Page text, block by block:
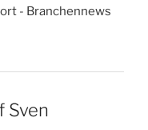
- Branchennews
Sven